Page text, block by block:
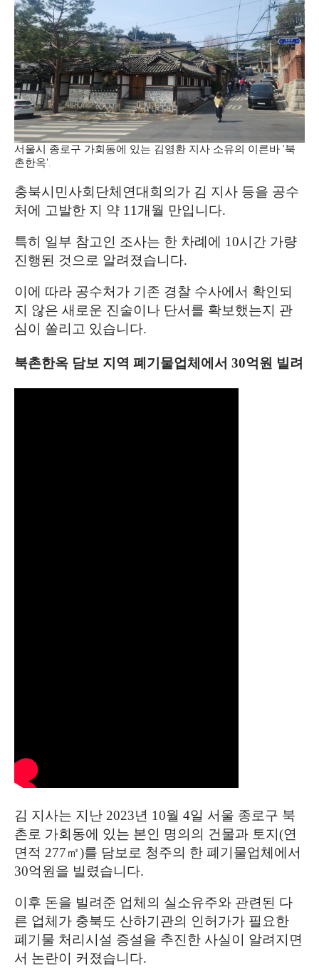
서울시 종로구 가회동에 있는 김영환 지사 소유의 이른바 '북
촌한옥'.
충북시민사회단체연대회의가 김 지사 등을 공수
처에 고발한 지 약 11개월 만입니다.
특히 일부 참고인 조사는 한 차례에 10시간 가량
진행된 것으로 알려졌습니다.
이에 따라 공수처가 기존 경찰 수사에서 확인되
지 않은 새로운 진술이나 단서를 확보했는지 관
심이 쏠리고 있습니다.
북촌한옥 담보 지역 폐기물업체에서 30억원 빌려
김 지사는 지난 2023년 10월 4일 서울 종로구 북
촌로 가회동에 있는 본인 명의의 건물과 토지 (연
면적 277㎡)를 담보로 청주의 한 폐기물업체에서
30억원을 빌렸습니다.
이후 돈을 빌려준 업체의 실소유주와 관련된 다
른 업체가 충북도 산하기관의 인허가가 필요한
폐기물 처리시설 증설을 추진한 사실이 알려지면
서 논란이 커졌습니다.